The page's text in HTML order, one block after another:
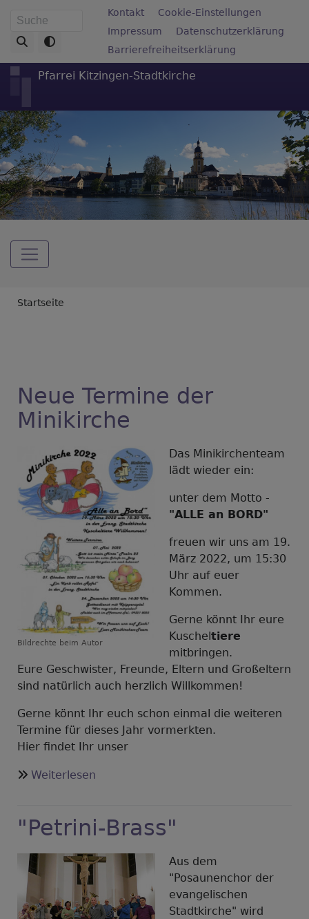
zum
Inhalt
Suche Fußbereichsmenü
Kontakt
Cookie-Einstellungen
Impressum
Datenschutzerklärung
Barrierefreiheitserklärung
Pfarrei Kitzingen-Stadtkirche
Hauptnavigation
Breadcrumb
Startseite
Neue Termine der
Minikirche
Bildrechte beim Autor
Das Minikirchenteam
lädt wieder ein:
unter dem Motto -
"ALLE an BORD"
freuen wir uns am 19.
März 2022, um 15:30
Uhr auf euer
Kommen.
Gerne könnt Ihr eure
Kuschel tiere
mitbringen.
Eure Geschwister, Freunde, Eltern und Großeltern
sind natürlich auch herzlich Willkommen!
Gerne könnt Ihr euch schon einmal die weiteren
Termine für dieses Jahr vormerkten.
Hier findet Ihr unser
Weiterlesen
der
"Petrini-Brass"
Aus dem
"Posaunenchor der
evangelischen
Stadtkirche" wird